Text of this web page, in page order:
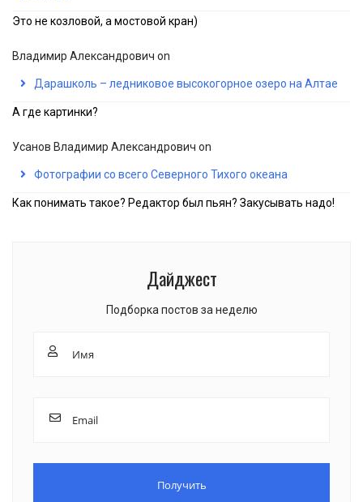
Это не козловой, а мостовой кран)
Владимир Александрович on
Дарашколь – ледниковое высокогорное озеро на Алтае
А где картинки?
Усанов Владимир Александрович on
Фотографии со всего Северного Тихого океана
Как понимать такое? Редактор был пьян? Закусывать надо!
Дайджест
Подборка постов за неделю